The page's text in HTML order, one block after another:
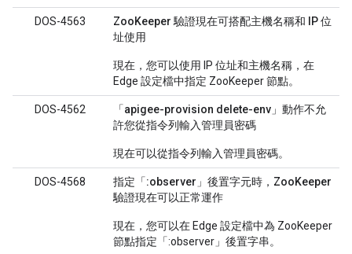
DOS-4563
ZooKeeper 驗證現在可搭配主機名稱和 IP 位
址使用
現在，您可以使用 IP 位址和主機名稱，在
Edge 設定檔中指定 ZooKeeper 節點。
DOS-4562
「apigee-provision delete-env」動作不允
許您從指令列輸入管理員密碼
現在可以從指令列輸入管理員密碼。
DOS-4568
指定「:observer」後置字元時，ZooKeeper
驗證現在可以正常運作
現在，您可以在 Edge 設定檔中為 ZooKeeper
節點指定「:observer」後置字串。